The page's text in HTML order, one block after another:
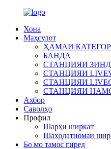
Хона
Маҳсулот
ҲАМАИ
БАНДА
СТАНЦИЯИ
СТАНЦИЯИ
СТАНЦИЯИ
СТАНЦИЯИ
Ахбор
Саволҳо
Профил
Шарҳи ширкат
Шаҳодатномаи
Бо мо тамос гиред